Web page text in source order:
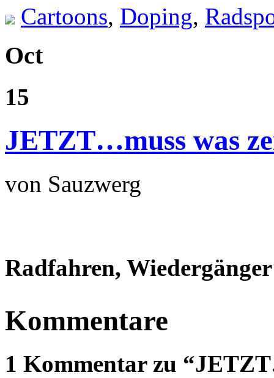
Cartoons, Doping,
Oct
15
JETZT…muss was
von Sauzwerg
Radfahren,
Kommentare
1 Kommentar zu